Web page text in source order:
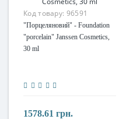
Код товару: 96591
"Порцеляновий" - Foundation
"porcelain" Janssen Cosmetics,
30 ml
1578.61 грн.